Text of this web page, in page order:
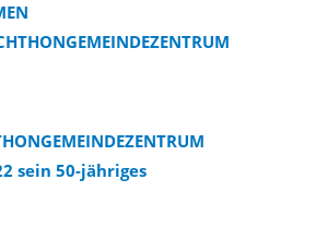
sein 50-jähriges